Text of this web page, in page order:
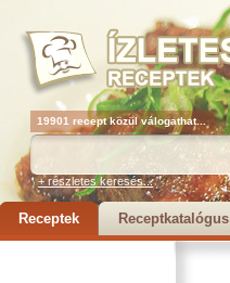
19901 recept közül válogathat...
+ részletes keresés...
Receptek Receptkatalógus